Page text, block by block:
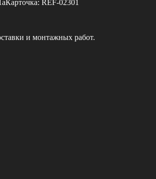
Карточка: REF-02301
и монтажных работ.